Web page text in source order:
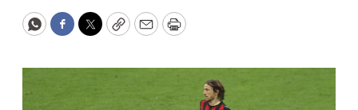
WhatsApp
Facebook
Twitter
CopyEmailPrint